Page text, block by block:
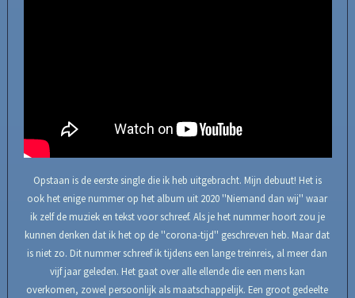
Opstaan is de eerste single die ik heb uitgebracht. Mijn debuut! Het is
ook het enige nummer op het album uit 2020 ''Niemand dan wij'' waar
ik zelf de muziek en tekst voor schreef. Als je het nummer hoort zou je
kunnen denken dat ik het op de ''corona-tijd'' geschreven heb. Maar dat
is niet zo. Dit nummer schreef ik tijdens een lange treinreis, al meer dan
vijf jaar geleden. Het gaat over alle ellende die een mens kan
overkomen, zowel persoonlijk als maatschappelijk. Een groot gedeelte